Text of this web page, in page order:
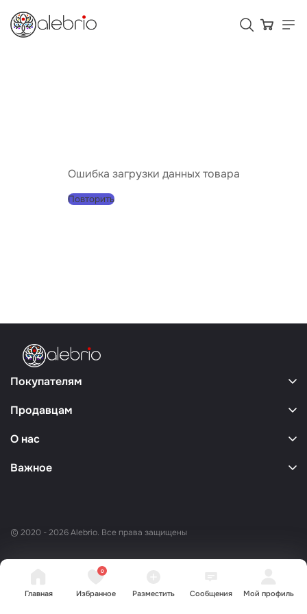
Аксессуары
Для кого Alebrio
Главная
0
Избранное Разместить Сообщения Мой профиль
Ошибка загрузки данных товара
Повторить
Покупателям
Продавцам
О нас
Важное
© 2020 - 2026 Alebrio. Все права защищены